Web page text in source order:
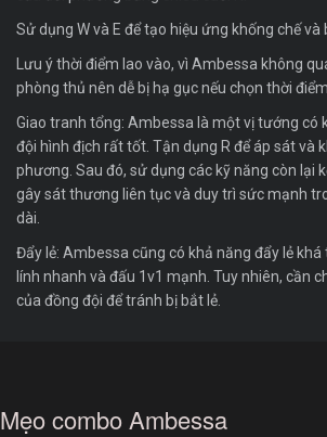
Sử dụng W và E để tạo hiệu ứng khống chế và
Lưu ý thời điểm lao vào, vì Ambessa không
phòng thủ nên dễ bị hạ gục nếu chọn thời điểm
Giao tranh tổng: Ambessa là một vị tướng có
đội hình địch rất tốt. Tận dụng R để áp sát và
phương. Sau đó, sử dụng các kỹ năng còn lại
gây sát thương liên tục và duy trì sức mạnh
dài.
Đẩy lẻ: Ambessa cũng có khả năng đẩy lẻ
lính nhanh và đấu 1v1 mạnh. Tuy nhiên, cần
của đồng đội để tránh bị bắt lẻ.
Mẹo combo Ambessa